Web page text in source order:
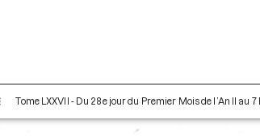
Tome LXXVII - Du 28e jour du Premier Mois de l’An II au